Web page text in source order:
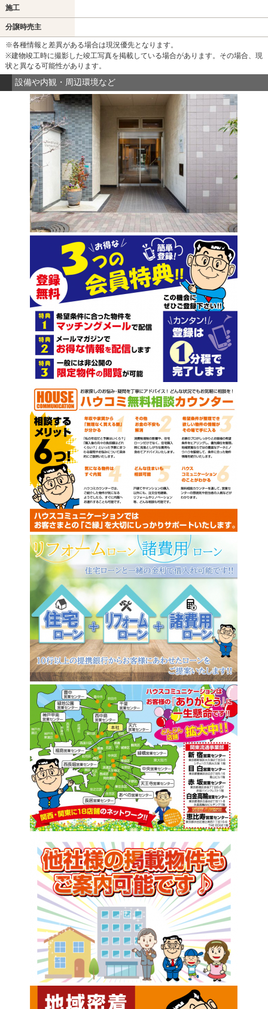
施工
分譲時売主
※各種情報と差異がある場合は現況優先となります。
※建物竣工時に撮影した竣工写真を掲載している場合があります。その場合、現
状と異なる可能性があります。
設備や内観・周辺環境など